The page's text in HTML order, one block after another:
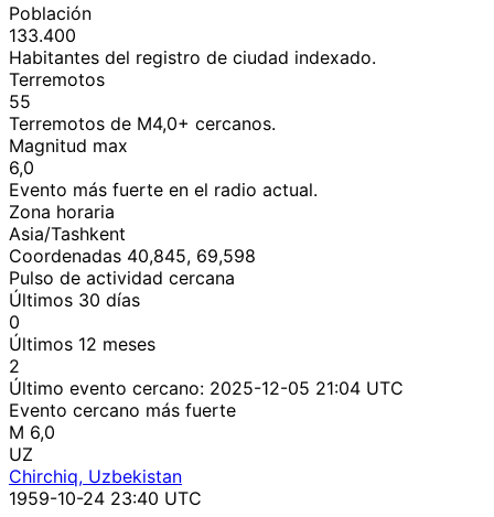
Población
133.400
Habitantes del registro de ciudad indexado.
Terremotos
55
Terremotos de M4,0+ cercanos.
Magnitud max
6,0
Evento más fuerte en el radio actual.
Zona horaria
Asia/Tashkent
Coordenadas 40,845, 69,598
Pulso de actividad cercana
Últimos 30 días
0
Últimos 12 meses
2
Último evento cercano: 2025-12-05 21:04 UTC
Evento cercano más fuerte
M 6,0
UZ
Chirchiq, Uzbekistan
1959-10-24 23:40 UTC